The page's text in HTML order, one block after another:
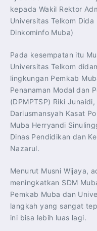
kepada Wakil Rektor
Universitas Telkom Dida
Dinkominfo Muba)
Pada kesempatan itu
Universitas Telkom
lingkungan Pemkab
Penanaman Modal dan
(DPMPTSP) Riki
Dariusmansyah Kasat
Muba Herryandi
Dinas Pendidikan dan
Nazarul.
Menurut Musni Wijaya,
meningkatkan SDM
Pemkab Muba dan
langkah yang sangat
ini bisa lebih luas lagi.